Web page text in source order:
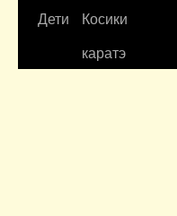
Дети
Косики
каратэ